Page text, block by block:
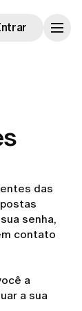
das
senha,
contato
a
a sua